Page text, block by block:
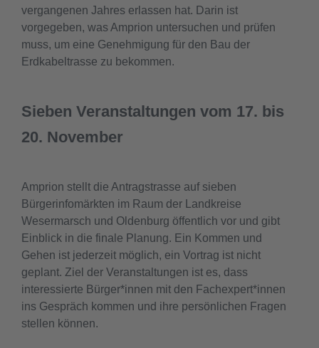
vergangenen Jahres erlassen hat. Darin ist
vorgegeben, was Amprion untersuchen und prüfen
muss, um eine Genehmigung für den Bau der
Erdkabeltrasse zu bekommen.
Sieben Veranstaltungen vom 17. bis
20. November
Amprion stellt die Antragstrasse auf sieben
Bürgerinfomärkten im Raum der Landkreise
Wesermarsch und Oldenburg öffentlich vor und gibt
Einblick in die finale Planung. Ein Kommen und
Gehen ist jederzeit möglich, ein Vortrag ist nicht
geplant. Ziel der Veranstaltungen ist es, dass
interessierte Bürger*innen mit den Fachexpert*innen
ins Gespräch kommen und ihre persönlichen Fragen
stellen können.